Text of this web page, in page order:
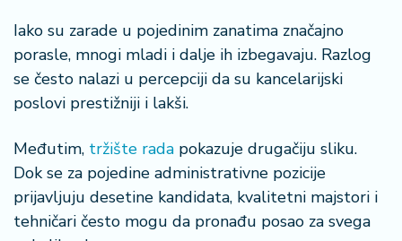
Iako su zarade u pojedinim zanatima značajno
porasle, mnogi mladi i dalje ih izbegavaju. Razlog
se često nalazi u percepciji da su kancelarijski
poslovi prestižniji i lakši.
Međutim, tržište rada pokazuje drugačiju sliku.
Dok se za pojedine administrativne pozicije
prijavljuju desetine kandidata, kvalitetni majstori i
tehničari često mogu da pronađu posao za svega